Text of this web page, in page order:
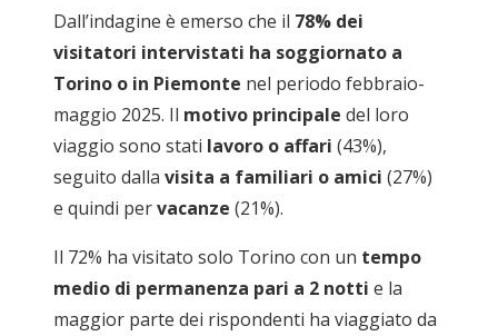
Dall’indagine è emerso che il 78% dei
visitatori intervistati ha soggiornato a
Torino o in Piemonte nel periodo febbraio-
maggio 2025. Il motivo principale del loro
viaggio sono stati lavoro o affari (43%),
seguito dalla visita a familiari o amici (27%)
e quindi pervacanze (21%).
Il 72% ha visitato solo Torino con un tempo
medio di permanenza pari a 2 notti e la
maggior parte dei rispondenti ha viaggiato da